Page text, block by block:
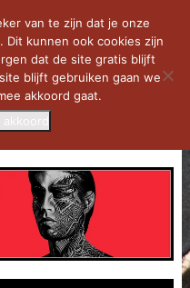
van te zijn dat je onze
kunnen ook cookies zijn
dat de site gratis blijft
blijft gebruiken gaan we
akkoord gaat.
akkoord